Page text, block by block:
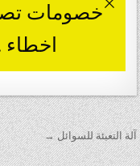
تصفّح المقالات
آلة التعبئة للسوائل →